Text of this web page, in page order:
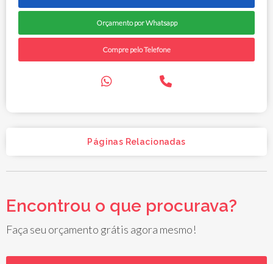
Orçamento por Whatsapp
Compre pelo Telefone
Páginas Relacionadas
Encontrou o que procurava?
Faça seu orçamento grátis agora mesmo!